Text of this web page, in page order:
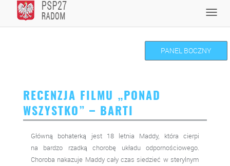
content
PANEL BOCZNY
RECENZJA FILMU „PONAD
WSZYSTKO” – BARTI
Główną bohaterką jest 18 letnia Maddy, która cierpi
na bardzo rzadką chorobę układu odpornościowego.
Choroba nakazuje Maddy cały czas siedzieć w sterylnym